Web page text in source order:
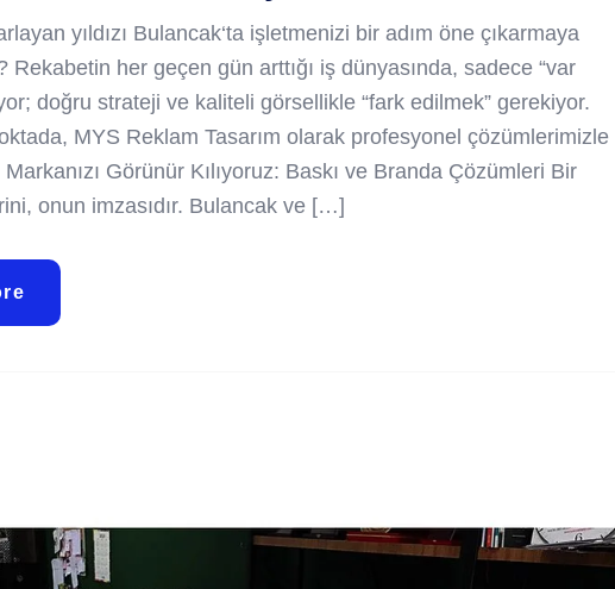
yıldızı Bulancak‘ta işletmenizi bir adım öne çıkarmaya
Rekabetin her geçen gün arttığı iş dünyasında, sadece “var
doğru strateji ve kaliteli görsellikle “fark edilmek” gerekiyor.
MYS Reklam Tasarım olarak profesyonel çözümlerimizle
Markanızı Görünür Kılıyoruz: Baskı ve Branda Çözümleri Bir
onun imzasıdır. Bulancak ve […]